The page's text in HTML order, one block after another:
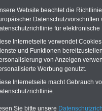
&
(Medienberichten
3.000 und 13.000
eine Broschüre
Gesetzentwurfs der
>>>
zur
Website beachtet die
für
Internetseite verwendet
und Funktionen
von Anzeigen
Werbung genutzt.
Internetseite macht Gebrauch
Sie bitte unsere